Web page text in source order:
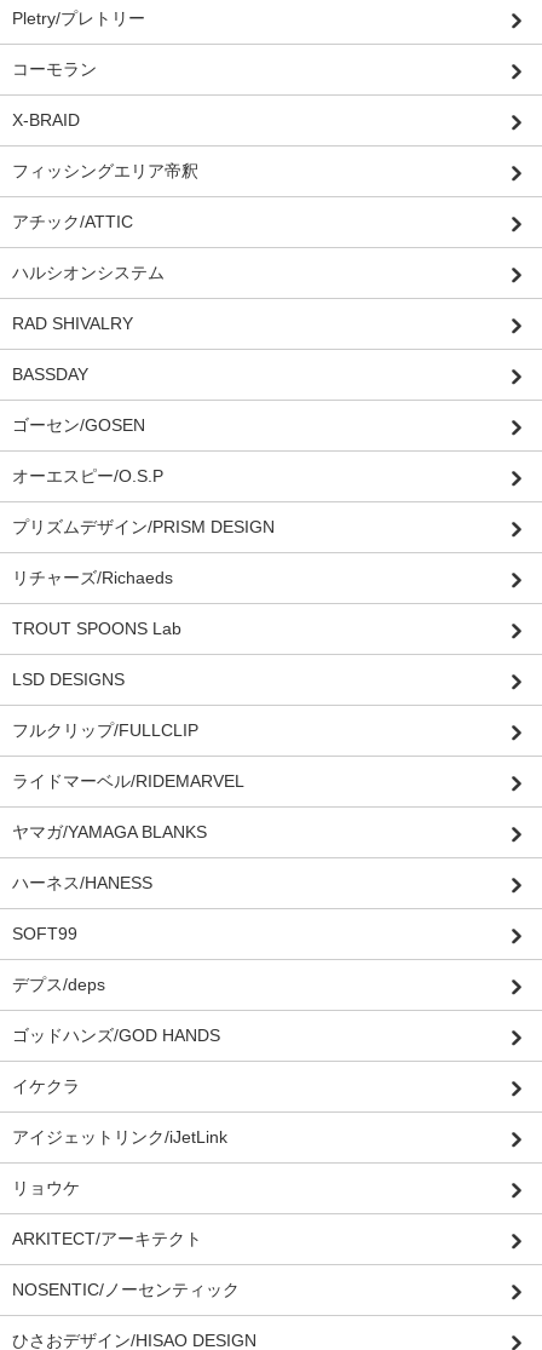
Pletry/プレトリー
コーモラン
X-BRAID
フィッシングエリア帝釈
アチック/ATTIC
ハルシオンシステム
RAD SHIVALRY
BASSDAY
ゴーセン/GOSEN
オーエスピー/O.S.P
プリズムデザイン/PRISM DESIGN
リチャーズ/Richaeds
TROUT SPOONS Lab
LSD DESIGNS
フルクリップ/FULLCLIP
ライドマーベル/RIDEMARVEL
ヤマガ/YAMAGA BLANKS
ハーネス/HANESS
SOFT99
デプス/deps
ゴッドハンズ/GOD HANDS
イケクラ
アイジェットリンク/iJetLink
リョウケ
ARKITECT/アーキテクト
NOSENTIC/ノーセンティック
ひさおデザイン/HISAO DESIGN